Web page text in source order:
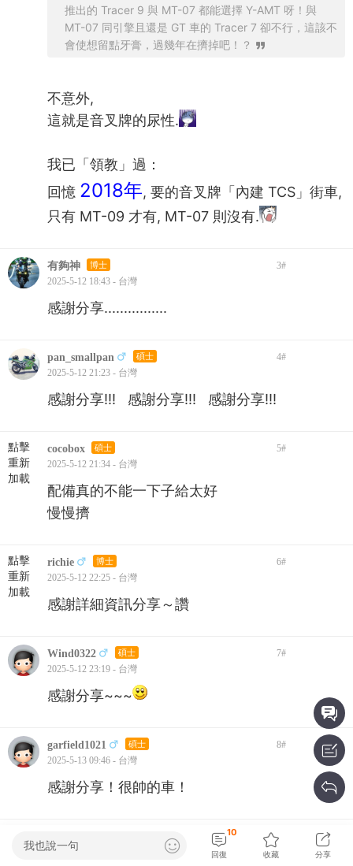
推出的 Tracer 9 與 MT-07 都能選擇 Y-AMT 呀！與
MT-07 同引擎且還是 GT 車的 Tracer 7 卻不行，這該不
會使想留點牙膏，過幾年在擠掉吧！？
不意外,
這就是音叉牌的尿性.
我已「領教」過：
回憶 2018年, 要的音叉牌「內建 TCS」街車,
只有 MT-09 才有, MT-07 則沒有.
有夠神 博士 3#
2025-5-12 18:43 - 台灣
感謝分享................
pan_smallpan 碩士 4#
2025-5-12 21:23 - 台灣
感謝分享!!! 感謝分享!!! 感謝分享!!!
點擊
重新
加載
cocobox 碩士 5#
2025-5-12 21:34 - 台灣
配備真的不能一下子給太好
慢慢擠
點擊
重新
加載
richie 博士 6#
2025-5-12 22:25 - 台灣
感謝詳細資訊分享～讚
Wind0322 碩士 7#
2025-5-12 23:19 - 台灣
感謝分享~~~
garfield1021 碩士 8#
2025-5-13 09:46 - 台灣
感謝分享！很帥的車！
9
2025-5-14 10:05 - 台灣
我也說一句
回復
10
收藏 分享